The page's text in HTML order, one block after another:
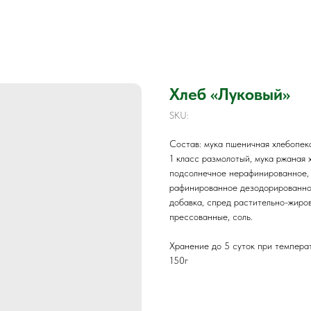
Хлеб «Луковый»
SKU:
Состав: мука пшеничная
1 класс размолотый, мука ржаная
подсолнечное
рафинированное
добавка, спред растительно-
прессованные, соль.
Хранение до 5 суток при
150г